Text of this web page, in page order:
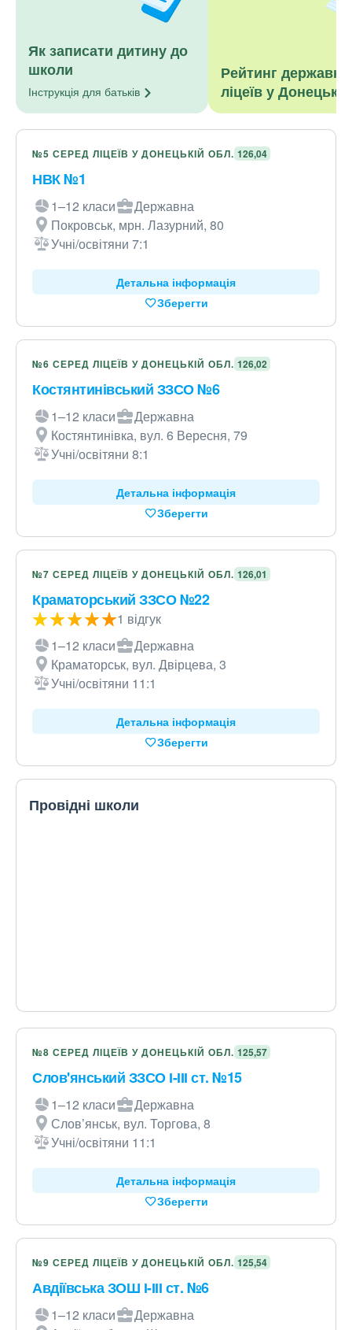
Як записати дитину до
школи
Інструкція для батьків
Рейтинг
ліцеїв у
№5 СЕРЕД ЛІЦЕЇВ У ДОНЕЦЬКІЙ ОБЛ. 126,04
НВК №1
1–12 класи
Державна
Покровськ, мрн. Лазурний, 80
Учні/освітяни 7:1
Детальна інформація
Зберегти
№6 СЕРЕД ЛІЦЕЇВ У ДОНЕЦЬКІЙ ОБЛ. 126,02
Костянтинівський ЗЗСО №6
1–12 класи
Державна
Костянтинівка, вул. 6 Вересня, 79
Учні/освітяни 8:1
Детальна інформація
Зберегти
№7 СЕРЕД ЛІЦЕЇВ У ДОНЕЦЬКІЙ ОБЛ. 126,01
Краматорський ЗЗСО №22
1 відгук
1–12 класи
Державна
Краматорськ, вул. Двірцева, 3
Учні/освітяни 11:1
Детальна інформація
Зберегти
Провідні школи
№8 СЕРЕД ЛІЦЕЇВ У ДОНЕЦЬКІЙ ОБЛ. 125,57
Слов'янський ЗЗСО І-ІІІ ст. №15
1–12 класи
Державна
Слов’янськ, вул. Торгова, 8
Учні/освітяни 11:1
Детальна інформація
Зберегти
№9 СЕРЕД ЛІЦЕЇВ У ДОНЕЦЬКІЙ ОБЛ. 125,54
Авдіївська ЗОШ І-ІІІ ст. №6
1–12 класи
Державна